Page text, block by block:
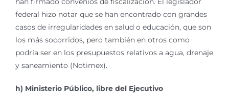
federal hizo notar que se han encontrado con grandes
casos de irregularidades en salud o educación, que son
los más socorridos, pero también en otros como
podría ser en los presupuestos relativos a agua, drenaje
y saneamiento (Notimex).
h) Ministerio Público, libre del Ejecutivo